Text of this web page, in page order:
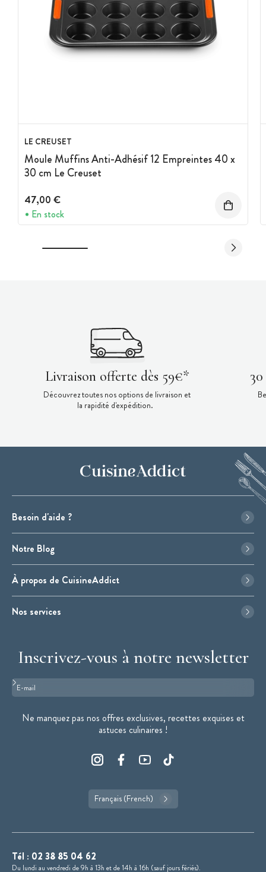
LE CREUSET
Moule Muffins Anti-Adhésif 12 Empreintes 40 x
30 cm Le Creuset
47,00 €
En stock
Livraison offerte dès 59€*
Découvrez toutes nos options de livraison et
la rapidité d'expédition.
Besoin d'aide ?
Notre Blog
À propos de CuisineAddict
Nos services
Inscrivez-vous à notre newsletter
Format : adresse@email.com
Ne manquez pas nos offres exclusives, recettes exquises et
astuces culinaires !
Français (French)
Tél : 02 38 85 04 62
Du lundi au vendredi de 9h à 13h et de 14h à 16h (sauf jours fériés).